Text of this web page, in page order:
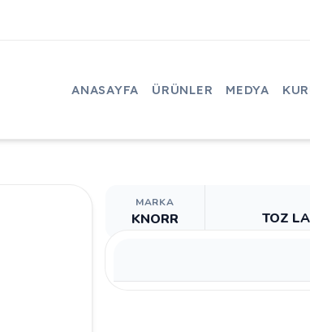
ANASAYFA ÜRÜNLER MEDYA
MARKA
KNORR TOZ